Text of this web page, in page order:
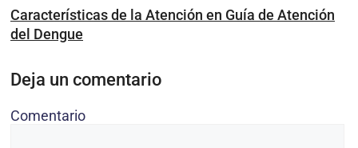
Características de la Atención en Guía de Atención
del Dengue
Deja un comentario
Comentario